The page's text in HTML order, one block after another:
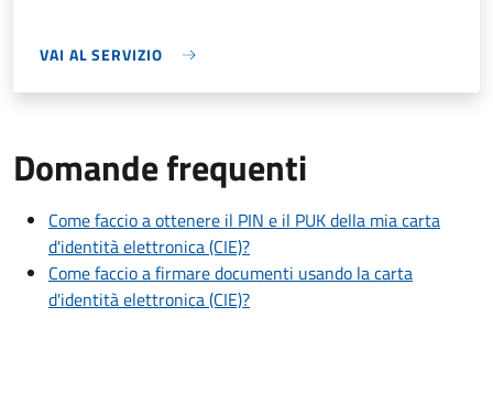
VAI AL SERVIZIO
Domande frequenti
Come faccio a ottenere il PIN e il PUK della mia carta
d'identità elettronica (CIE)?
Come faccio a firmare documenti usando la carta
d'identità elettronica (CIE)?